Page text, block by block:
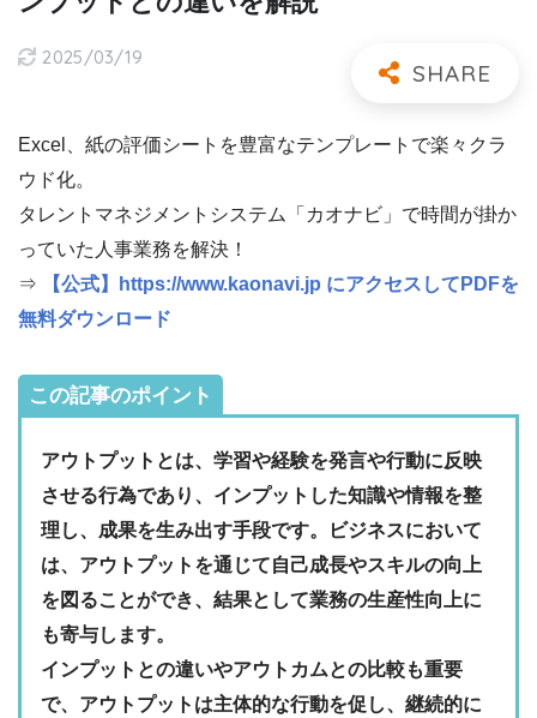
2025/03/19
Excel、紙の評価シートを豊富なテンプレートで楽々クラ
ウド化。
タレントマネジメントシステム「カオナビ」で時間が掛か
っていた人事業務を解決！
⇒
【公式】https://www.kaonavi.jp にアクセスしてPDFを
無料ダウンロード
この記事のポイント
アウトプットとは、学習や経験を発言や行動に反映
させる行為であり、インプットした知識や情報を整
理し、成果を生み出す手段です。ビジネスにおいて
は、アウトプットを通じて自己成長やスキルの向上
を図ることができ、結果として業務の生産性向上に
も寄与します。
インプットとの違いやアウトカムとの比較も重要
で、アウトプットは主体的な行動を促し、継続的に